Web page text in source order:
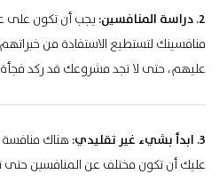
2. دراسة المنافسين:
يجب أن تكون على
منافسينك لتستطيع الاستفادة من
عليهم، حتى لا تجد مشروعك قد ركد فجأة
3. ابدأ بشيء غير تقليدي:
هناك
عليك أن تكون مختلف عن المنافسين حتى